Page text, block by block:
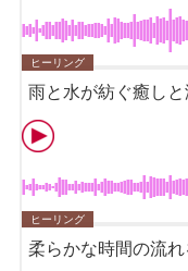
雨と水が紡ぐ癒し
ヒーリング
柔らかな時間の流
ヒーリング